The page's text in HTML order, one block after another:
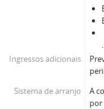
Ingressos adicionais
Sistema de arranjo
A
por